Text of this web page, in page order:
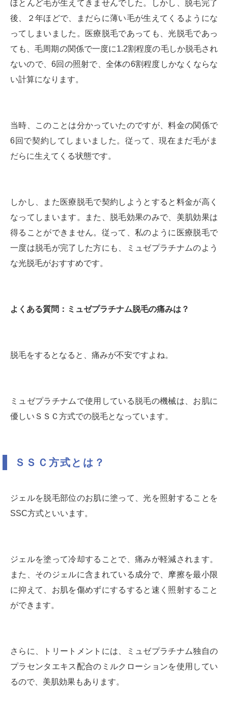
ほとんど毛が生えてきませんでした。しかし、脱毛完了
後、２年ほどで、まだらに薄い毛が生えてくるようにな
ってしまいました。医療脱毛であっても、光脱毛であっ
ても、毛周期の関係で一度に1.2割程度の毛しか脱毛され
ないので、6回の照射で、全体の6割程度しかなくならな
い計算になります。
当時、このことは分かっていたのですが、料金の関係で
6回で契約してしまいました。従って、現在まだ毛がま
だらに生えてくる状態です。
しかし、また医療脱毛で契約しようとすると料金が高く
なってしまいます。また、脱毛効果のみで、美肌効果は
得ることができません。従って、私のように医療脱毛で
一度は脱毛が完了した方にも、ミュゼプラチナムのよう
な光脱毛がおすすめです。
よくある質問：ミュゼプラチナム脱毛の痛みは？
脱毛をするとなると、痛みが不安ですよね。
ミュゼプラチナムで使用している脱毛の機械は、お肌に
優しいＳＳＣ方式での脱毛となっています。
ＳＳＣ方式とは？
ジェルを脱毛部位のお肌に塗って、光を照射することを
SSC方式といいます。
ジェルを塗って冷却することで、痛みが軽減されます。
また、そのジェルに含まれている成分で、摩擦を最小限
に抑えて、お肌を傷めずにするすると速く照射すること
ができます。
さらに、トリートメントには、ミュゼプラチナム独自の
プラセンタエキス配合のミルクローションを使用してい
るので、美肌効果もあります。